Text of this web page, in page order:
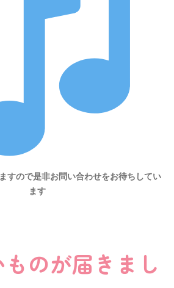
すので是非お問い合わせをお待ちしてい
ます
のが届きまし